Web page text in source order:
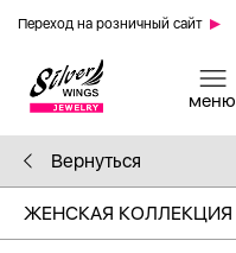
Переход на розничный сайт
Вернуться
ЖЕНСКАЯ КОЛЛЕКЦИЯ